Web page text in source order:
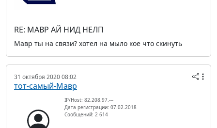
RE: МАВР АЙ НИД НЕЛП
Мавр ты на связи? хотел на мыло кое что скинуть
31 октября 2020 08:02
тот-самый-Мавр
IP/Host: 82.208.97.---
Дата регистрации: 07.02.2018
Сообщений: 2 614